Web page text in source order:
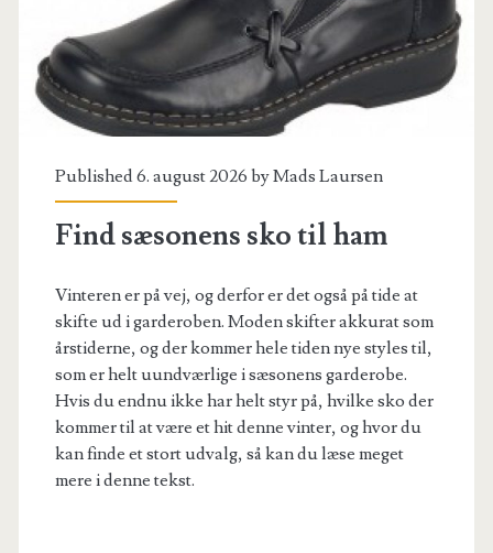
Published 6. august 2026 byMads Laursen
Find sæsonens sko til ham
Vinteren er på vej, og derfor er det også på tide at
skifte ud i garderoben. Moden skifter akkurat som
årstiderne, og der kommer hele tiden nye styles til,
som er helt uundværlige i sæsonens garderobe.
Hvis du endnu ikke har helt styr på, hvilke sko der
kommer til at være et hit denne vinter, og hvor du
kan finde et stort udvalg, så kan du læse meget
mere i denne tekst.